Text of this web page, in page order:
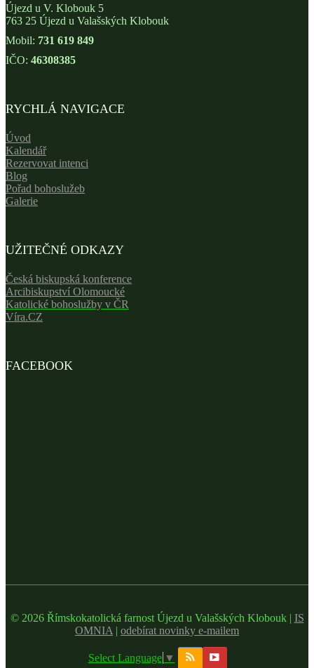
Újezd u V. Klobouk 5
763 25 Újezd u Valašských Klobouk
Mobil: 731 619 849
IČO: 46308385
RYCHLÁ NAVIGACE
Úvod
Kalendář
Rezervovat intenci
Blog
Pořad bohoslužeb
Galerie
UŽITEČNÉ ODKAZY
Česká biskupská konference
Arcibiskupství Olomoucké
Katolické bohoslužby v ČR
Víra.CZ
FACEBOOK
© 2026 Římskokatolická farnost Újezd u Valašských Klobouk | IS
OMNIA | odebírat novinky e-mailem
Select Language ▼